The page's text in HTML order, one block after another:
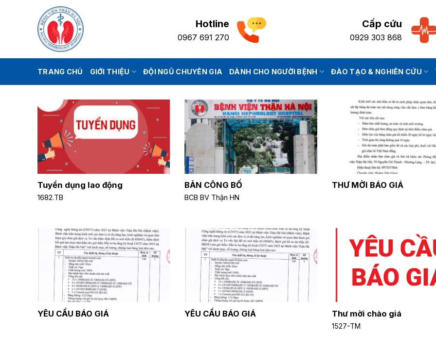
Hotline
0967 691 270
Cấp cứu
0929 303 868
TRANG CHỦ GIỚI THIỆU ĐỘI NGŨ CHUYÊN GIA DÀNH CHO NGƯỜI BỆNH ĐÀO TẠO & NGHIÊN CỨU
Tuyển dụng lao động
1682.TB
BẢN CÔNG BỐ
BCB BV Thận HN
THƯ MỜI BÁO GIÁ
YÊU CẦU BÁO GIÁ YÊU CẦU BÁO GIÁ Thư mời chào giá
1527-TM